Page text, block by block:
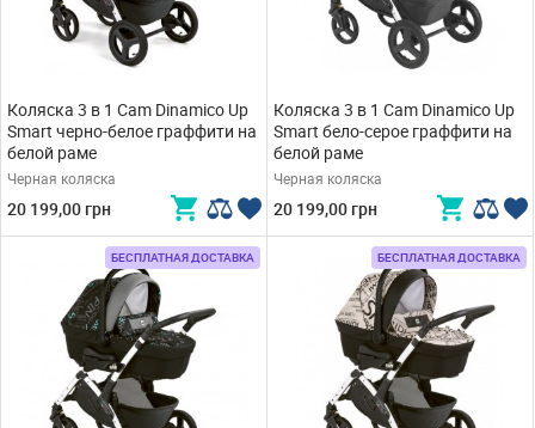
Коляска 3 в 1 Cam Dinamico Up
Smart черно-белое граффити на
белой раме
Черная коляска
20 199,00 грн
Коляска 3 в 1 Cam Dinamico Up
Smart бело-серое граффити на
белой раме
Черная коляска
20 199,00 грн
БЕСПЛАТНАЯ ДОСТАВКА БЕСПЛАТНАЯ ДОСТАВКА